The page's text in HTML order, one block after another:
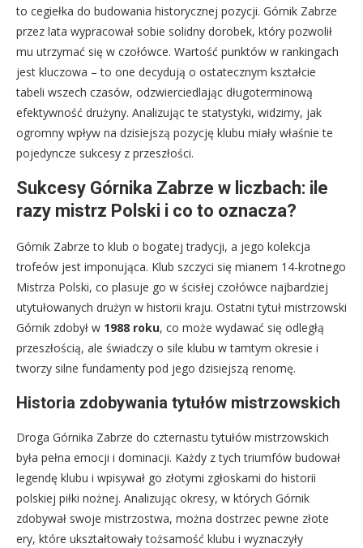
to cegiełka do budowania historycznej pozycji. Górnik Zabrze
przez lata wypracował sobie solidny dorobek, który pozwolił
mu utrzymać się w czołówce. Wartość punktów w rankingach
jest kluczowa – to one decydują o ostatecznym kształcie
tabeli wszech czasów, odzwierciedlając długoterminową
efektywność drużyny. Analizując te statystyki, widzimy, jak
ogromny wpływ na dzisiejszą pozycję klubu miały właśnie te
pojedyncze sukcesy z przeszłości.
Sukcesy Górnika Zabrze w liczbach: ile
razy mistrz Polski i co to oznacza?
Górnik Zabrze to klub o bogatej tradycji, a jego kolekcja
trofeów jest imponująca. Klub szczyci się mianem 14-krotnego
Mistrza Polski, co plasuje go w ścisłej czołówce najbardziej
utytułowanych drużyn w historii kraju. Ostatni tytuł mistrzowski
Górnik zdobył w 1988 roku, co może wydawać się odległą
przeszłością, ale świadczy o sile klubu w tamtym okresie i
tworzy silne fundamenty pod jego dzisiejszą renomę.
Historia zdobywania tytułów mistrzowskich
Droga Górnika Zabrze do czternastu tytułów mistrzowskich
była pełna emocji i dominacji. Każdy z tych triumfów budował
legendę klubu i wpisywał go złotymi zgłoskami do historii
polskiej piłki nożnej. Analizując okresy, w których Górnik
zdobywał swoje mistrzostwa, można dostrzec pewne złote
ery, które ukształtowały tożsamość klubu i wyznaczyły